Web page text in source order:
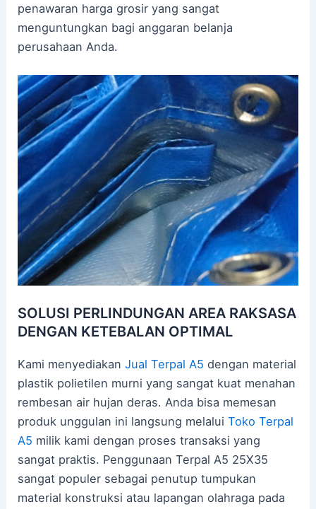
penawaran harga grosir yang sangat
menguntungkan bagi anggaran belanja
perusahaan Anda.
SOLUSI PERLINDUNGAN AREA RAKSASA
DENGAN KETEBALAN OPTIMAL
Kami menyediakanJual Terpal A5 dengan material
plastik polietilen murni yang sangat kuat menahan
rembesan air hujan deras. Anda bisa memesan
produk unggulan ini langsung melaluiToko Terpal
A5 milik kami dengan proses transaksi yang
sangat praktis. Penggunaan Terpal A5 25X35
sangat populer sebagai penutup tumpukan
material konstruksi atau lapangan olahraga pada